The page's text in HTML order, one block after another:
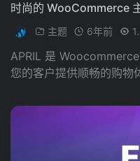
时尚的 WooCommerce
主题 6年前
APRIL 是
您的客户提供顺畅的购